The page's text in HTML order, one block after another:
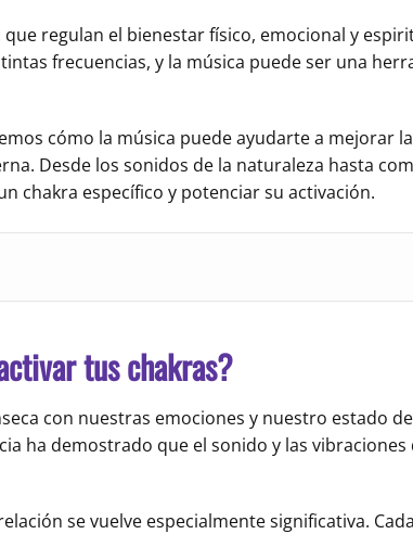
regulan el bienestar físico, emocional y
frecuencias, y la música puede ser una
cómo la música puede ayudarte a mejorar
Desde los sonidos de la naturaleza hasta
chakra específico y potenciar su activación.
tus chakras?
con nuestras emociones y nuestro estado
ha demostrado que el sonido y las
se vuelve especialmente significativa.